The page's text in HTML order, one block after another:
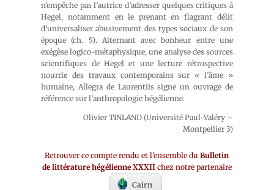
n’empêche pas l’autrice d’adresser quelques critiques à
Hegel, notamment en le prenant en flagrant délit
d’universaliser abusivement des types sociaux de son
époque (ch. 5). Alternant avec bonheur entre une
exégèse logico-métaphysique, une analyse des sources
scientifiques de Hegel et une lecture rétrospective
nourrie des travaux contemporains sur « l’âme »
humaine, Allegra de Laurentiis signe un ouvrage de
référence sur l’anthropologie hégélienne.
Olivier TINLAND (Université Paul-Valéry –
Montpellier 3)
Retrouver ce compte rendu et l’ensemble duBulletin
de littérature hégélienne XXXII chez notre partenaire
Cairn